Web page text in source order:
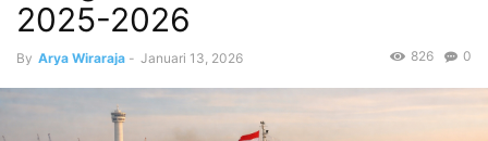
2025-2026
By Arya Wiraraja - Januari 13, 2026 0
826